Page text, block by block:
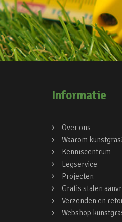
Informatie
Over ons
Waarom
Kenniscentrum
Legservice
Projecten
Gratis stalen
Verzenden en
Webshop